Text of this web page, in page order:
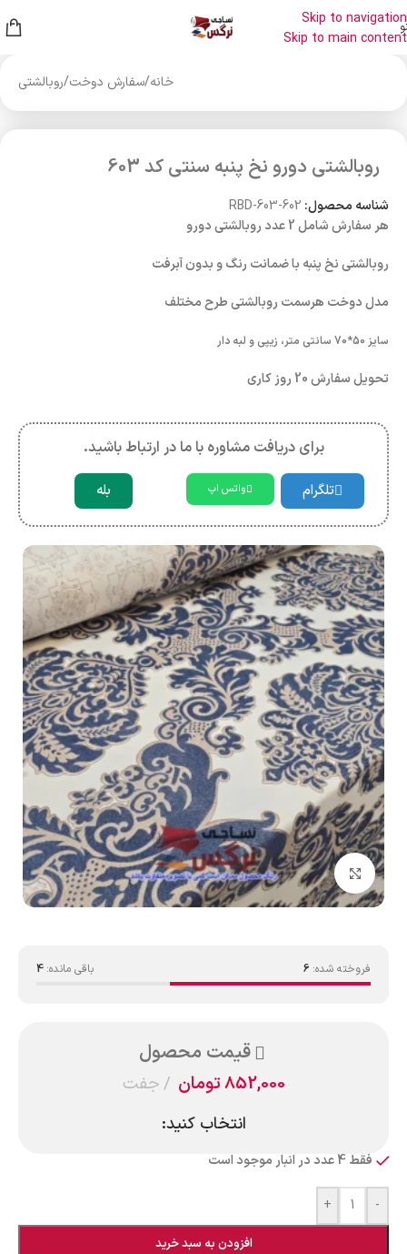
Skip to navigation
Skip to main content
خانه/سفارش دوخت/روبالشتی
روبالشتی دورو نخ پنبه سنتی کد 603
شناسه محصول: RBD-603-602
هر سفارش شامل 2 عدد روبالشتی دورو
روبالشتی نخ پنبه با ضمانت رنگ و بدون آبرفت
مدل دوخت هرسمت روبالشتی طرح مختلف
سایز 50*70 سانتی متر، زیپی و لبه دار
تحویل سفارش 20 روز کاری
برای دریافت مشاوره با ما در ارتباط باشید.
تلگرام واتس اپ بله
بزرگنمایی تصویر
فروخته شده: 6 باقی مانده: 4
قیمت محصول
852,000تومان جفت
انتخاب کنید:
فقط 4 عدد در انبار موجود است
-
+
افزودن به سبد خرید